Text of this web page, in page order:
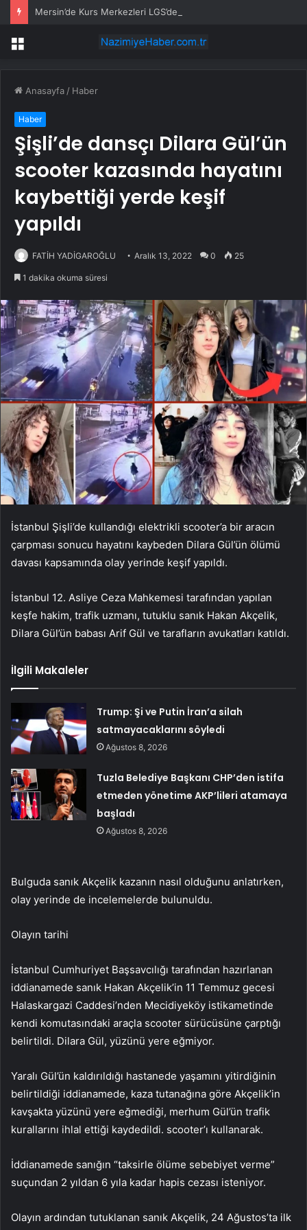
Mersin’de Kurs Merkezleri LGS’de büyük başarıya imza attı
Menü
Anasayfa / Haber
Haber
Şişli’de dansçı Dilara Gül’ün
scooter kazasında hayatını
kaybettiği yerde keşif
yapıldı
FATİH YADİGAROĞLU Aralık 13, 2022 0 25
1 dakika okuma süresi
İstanbul Şişli’de kullandığı elektrikli scooter’a bir aracın
çarpması sonucu hayatını kaybeden Dilara Gül’ün ölümü
davası kapsamında olay yerinde keşif yapıldı.
İstanbul 12. Asliye Ceza Mahkemesi tarafından yapılan
keşfe hakim, trafik uzmanı, tutuklu sanık Hakan Akçelik,
Dilara Gül’ün babası Arif Gül ve tarafların avukatları katıldı.
İlgili Makaleler
Trump: Şi ve Putin İran’a silah
satmayacaklarını söyledi
Ağustos 8, 2026
Tuzla Belediye Başkanı CHP’den istifa
etmeden yönetime AKP’lileri atamaya
başladı
Ağustos 8, 2026
Bulguda sanık Akçelik kazanın nasıl olduğunu anlatırken,
olay yerinde de incelemelerde bulunuldu.
Olayın tarihi
İstanbul Cumhuriyet Başsavcılığı tarafından hazırlanan
iddianamede sanık Hakan Akçelik’in 11 Temmuz gecesi
Halaskargazi Caddesi’nden Mecidiyeköy istikametinde
kendi komutasındaki araçla scooter sürücüsüne çarptığı
belirtildi. Dilara Gül, yüzünü yere eğmiyor.
Yaralı Gül’ün kaldırıldığı hastanede yaşamını yitirdiğinin
belirtildiği iddianamede, kaza tutanağına göre Akçelik’in
kavşakta yüzünü yere eğmediği, merhum Gül’ün trafik
kurallarını ihlal ettiği kaydedildi. scooter’ı kullanarak.
İddianamede sanığın “taksirle ölüme sebebiyet verme”
suçundan 2 yıldan 6 yıla kadar hapis cezası isteniyor.
Olayın ardından tutuklanan sanık Akçelik, 24 Ağustos’ta ilk